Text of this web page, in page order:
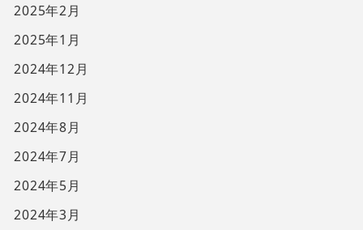
2025年2月
2025年1月
2024年12月
2024年11月
2024年8月
2024年7月
2024年5月
2024年3月